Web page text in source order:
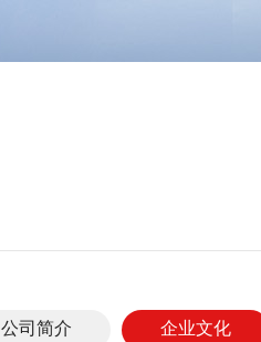
公司简介 企业文化